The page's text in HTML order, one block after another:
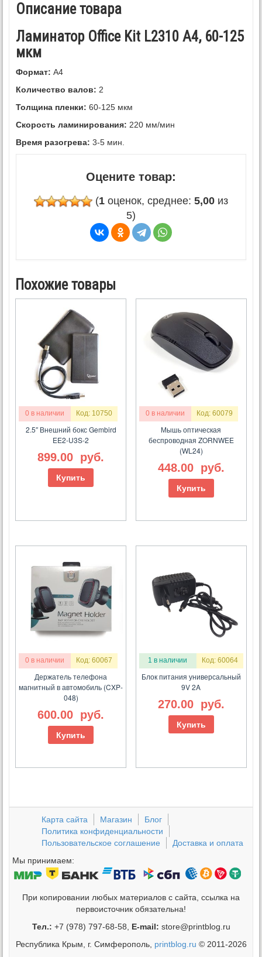
Описание товара
Ламинатор Office Kit L2310 A4, 60-125
мкм
Формат: А4
Количество валов: 2
Толщина пленки: 60-125 мкм
Скорость ламинирования: 220 мм/мин
Время разогрева: 3-5 мин.
Оцените товар:
(1 оценок, среднее: 5,00 из
5)
Похожие товары
0 в наличии Код: 10750
2.5″ Внешний бокс Gembird
EE2-U3S-2
899.00 руб.
Купить
0 в наличии Код: 60079
Мышь оптическая
беспроводная ZORNWEE
(WL24)
448.00 руб.
Купить
0 в наличии Код: 60067
Держатель телефона
магнитный в автомобиль (CXP-
048)
600.00 руб.
Купить
1 в наличии Код: 60064
Блок питания универсальный
9V 2A
270.00 руб.
Купить
Карта сайта Магазин
Блог
Политика конфиденциальности
Пользовательское соглашение
Доставка и оплата
Мы принимаем:
При копировании любых материалов с сайта, ссылка на
первоисточник обязательна!
Тел.: +7 (978) 797-68-58, E-mail: store@printblog.ru
Республика Крым, г. Симферополь, printblog.ru © 2011-2026